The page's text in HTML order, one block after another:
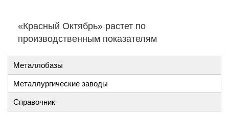
«Красный Октябрь» растет по
производственным показателям
Металлобазы
Металлургические заводы
Справочник